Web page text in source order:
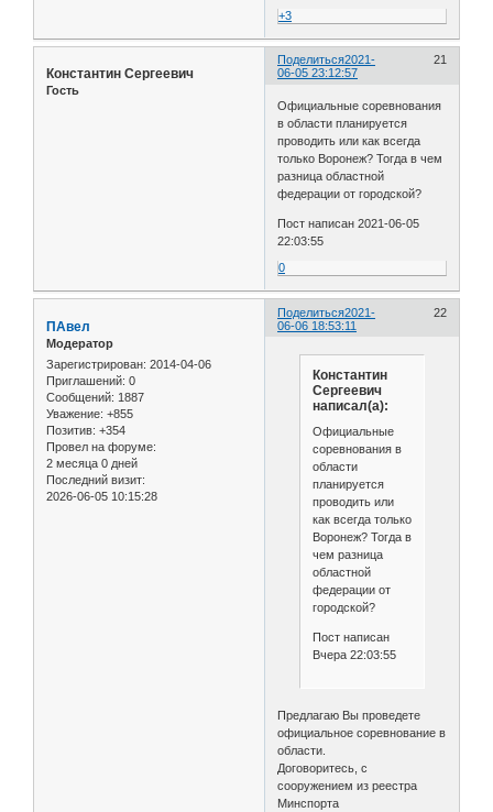
+3
Поделиться 21
2021-
06-05 23:12:57
Константин Сергеевич
Гость
Официальные соревнования
в области планируется
проводить или как всегда
только Воронеж? Тогда в чем
разница областной
федерации от городской?
Пост написан 2021-06-05
22:03:55
0
Поделиться 22
2021-
06-06 18:53:11
ПАвел
Модератор
Зарегистрирован: 2014-04-06
Приглашений: 0
Сообщений: 1887
Уважение: +855
Позитив: +354
Провел на форуме:
2 месяца 0 дней
Последний визит:
2026-06-05 10:15:28
Константин
Сергеевич
написал(а):
Официальные
соревнования в
области
планируется
проводить или
как всегда только
Воронеж? Тогда в
чем разница
областной
федерации от
городской?
Пост написан
Вчера 22:03:55
Предлагаю Вы проведете
официальное соревнование в
области.
Договоритесь, с
сооружением из реестра
Минспорта